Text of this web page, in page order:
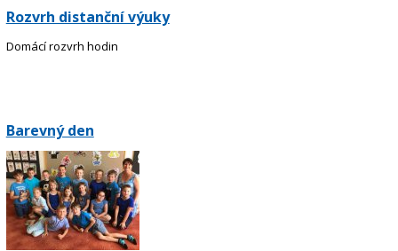
Rozvrh distanční výuky
Domácí rozvrh hodin
Barevný den